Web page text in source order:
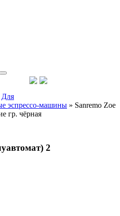
и кофейной техники для дома
Для
эспрессо-машины » Sanremo Zoe
гр. чёрная
2